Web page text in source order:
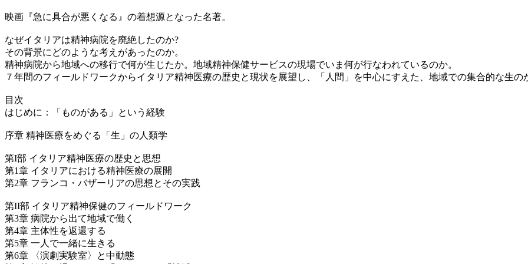
映画『急に具合が悪くなる』の着想源となった名著。
なぜイタリアは精神病院を廃絶したのか?
その背景にどのような考えがあったのか。
精神病院から地域への移行で何が生じたか。地域精神保健サービスの現場でいま何が行なわれているのか。
７年間のフィールドワークからイタリア精神医療の歴史と現状を展望し、「人間」を中心にすえた、地域での集合的な生の
目次
はじめに：「ものがある」という経験
序章 精神医療をめぐる「生」の人類学
第I部 イタリア精神医療の歴史と思想
第1章 イタリアにおける精神医療の展開
第2章 フランコ・バザーリアの思想とその実践
第II部 イタリア精神保健のフィールドワーク
第3章 病院から出て地域で働く
第4章 主体性を返還する
第5章 一人で一緒に生きる
第6章 〈演劇実験室〉と中動態